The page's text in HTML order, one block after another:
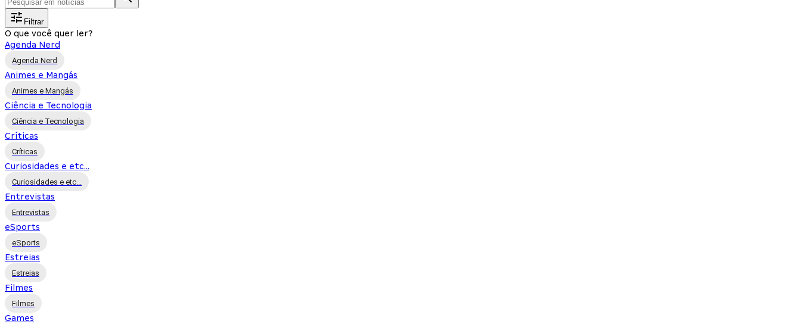
Filtrar
O que você quer ler?
Agenda Nerd
Agenda Nerd
Animes e Mangás
Animes e Mangás
Ciência e Tecnologia
Ciência e Tecnologia
Críticas
Críticas
Curiosidades e etc...
Curiosidades e etc...
Entrevistas
Entrevistas
eSports
eSports
Estreias
Estreias
Filmes
Filmes
Games